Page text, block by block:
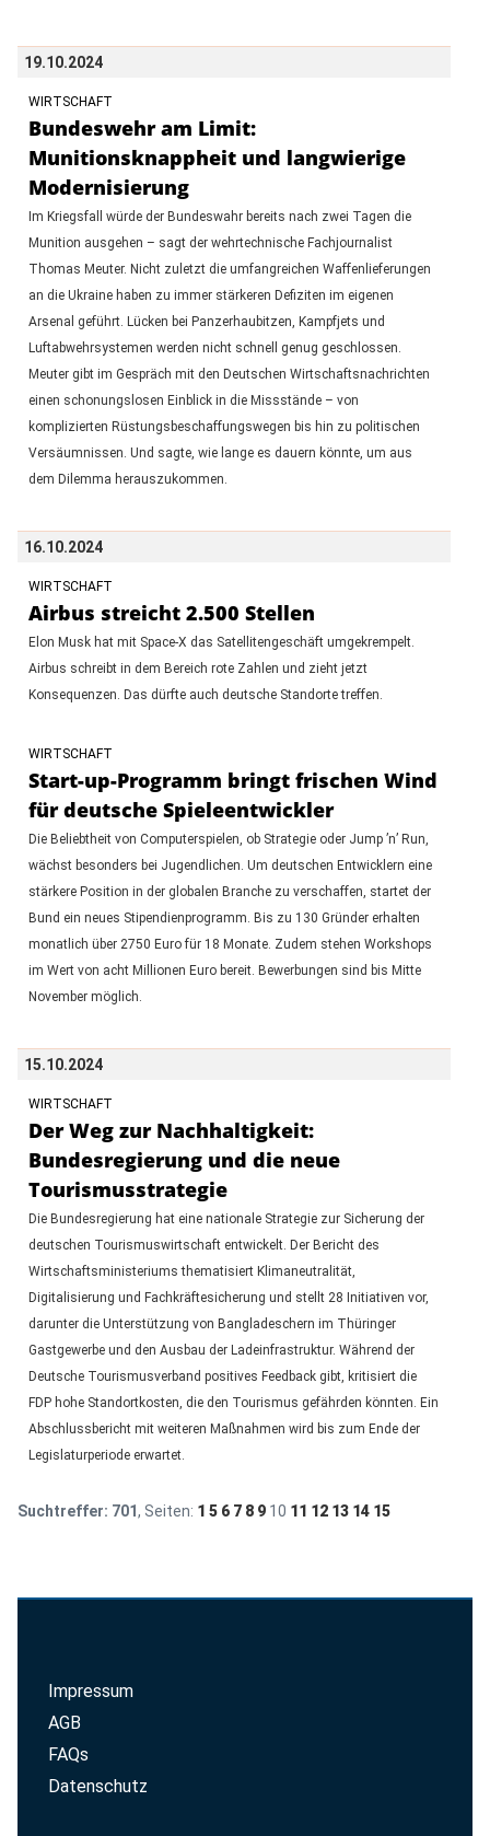
19.10.2024
WIRTSCHAFT
Bundeswehr am Limit:
Munitionsknappheit und langwierige
Modernisierung
Im Kriegsfall würde der Bundeswahr bereits nach zwei Tagen die
Munition ausgehen – sagt der wehrtechnische Fachjournalist
Thomas Meuter. Nicht zuletzt die umfangreichen Waffenlieferungen
an die Ukraine haben zu immer stärkeren Defiziten im eigenen
Arsenal geführt. Lücken bei Panzerhaubitzen, Kampfjets und
Luftabwehrsystemen werden nicht schnell genug geschlossen.
Meuter gibt im Gespräch mit den Deutschen Wirtschaftsnachrichten
einen schonungslosen Einblick in die Missstände – von
komplizierten Rüstungsbeschaffungswegen bis hin zu politischen
Versäumnissen. Und sagte, wie lange es dauern könnte, um aus
dem Dilemma herauszukommen.
16.10.2024
WIRTSCHAFT
Airbus streicht 2.500 Stellen
Elon Musk hat mit Space-X das Satellitengeschäft umgekrempelt.
Airbus schreibt in dem Bereich rote Zahlen und zieht jetzt
Konsequenzen. Das dürfte auch deutsche Standorte treffen.
WIRTSCHAFT
Start-up-Programm bringt frischen Wind
für deutsche Spieleentwickler
Die Beliebtheit von Computerspielen, ob Strategie oder Jump ’n’ Run,
wächst besonders bei Jugendlichen. Um deutschen Entwicklern eine
stärkere Position in der globalen Branche zu verschaffen, startet der
Bund ein neues Stipendienprogramm. Bis zu 130 Gründer erhalten
monatlich über 2750 Euro für 18 Monate. Zudem stehen Workshops
im Wert von acht Millionen Euro bereit. Bewerbungen sind bis Mitte
November möglich.
15.10.2024
WIRTSCHAFT
Der Weg zur Nachhaltigkeit:
Bundesregierung und die neue
Tourismusstrategie
Die Bundesregierung hat eine nationale Strategie zur Sicherung der
deutschen Tourismuswirtschaft entwickelt. Der Bericht des
Wirtschaftsministeriums thematisiert Klimaneutralität,
Digitalisierung und Fachkräftesicherung und stellt 28 Initiativen vor,
darunter die Unterstützung von Bangladeschern im Thüringer
Gastgewerbe und den Ausbau der Ladeinfrastruktur. Während der
Deutsche Tourismusverband positives Feedback gibt, kritisiert die
FDP hohe Standortkosten, die den Tourismus gefährden könnten. Ein
Abschlussbericht mit weiteren Maßnahmen wird bis zum Ende der
Legislaturperiode erwartet.
Suchtreffer: 701, Seiten: 1 5 6 7 8 9 10 11 12 13 14 15
Impressum
AGB
FAQs
Datenschutz